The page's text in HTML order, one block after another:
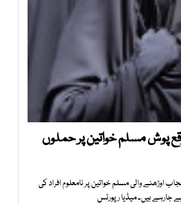
پوش مسلم خواتین پر حملوں
اوڑھنے والی مسلم خواتین پر نامعلوم افراد کی
ہیں۔ میڈیا رپورٹس